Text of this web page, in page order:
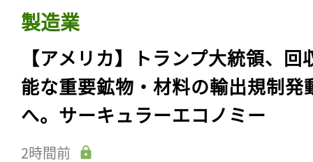
製造業
【アメリカ】トランプ大統領、回
能な重要鉱物・材料の輸出規制発
へ。サーキュラーエコノミー
2時間前